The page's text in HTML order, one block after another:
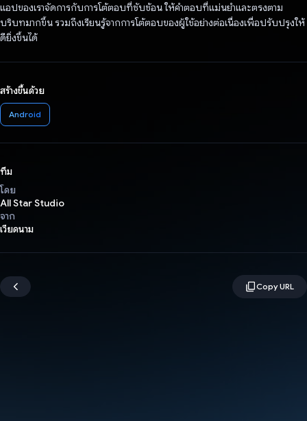
แอปของเราจัดการกับการโต้ตอบที่ซับซ้อน ให้คำตอบที่แม่นยำและตรงตาม
บริบทมากขึ้น รวมถึงเรียนรู้จากการโต้ตอบของผู้ใช้อย่างต่อเนื่องเพื่อปรับปรุงให้
ดียิ่งขึ้นได้
สร้างขึ้นด้วย
Android
ทีม
โดย
All Star Studio
จาก
เวียดนาม